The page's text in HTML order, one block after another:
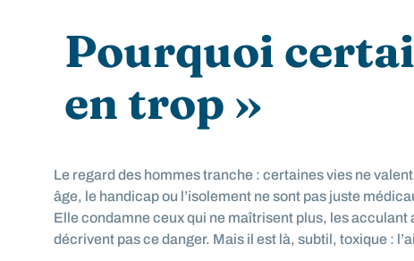
Pourquoi
en trop »
Le regard des hommes tranche : certaines vies ne
âge, le handicap ou l’isolement ne sont pas juste
Elle condamne ceux qui ne maîtrisent plus, les
décrivent pas ce danger. Mais il est là, subtil, toxique :